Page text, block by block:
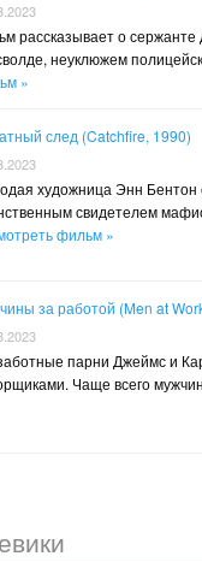
рассказывает о сержанте
неуклюжем
»
след (Catchfire, 1990)
художница Энн Бентон
свидетелем
фильм »
за работой (Men at
парни Джеймс и
Чаще всего